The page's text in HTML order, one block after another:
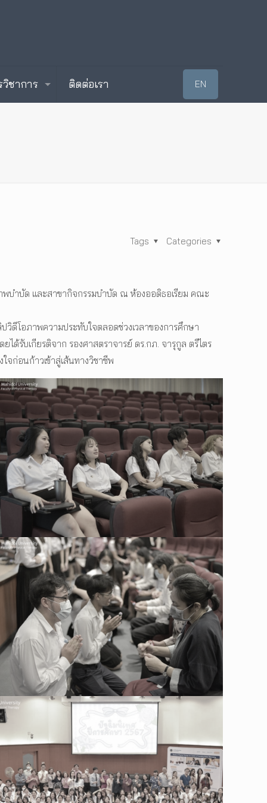
วิชาการ ติดต่อเรา EN
Categories
Tags
ำบัด และสาขากิจกรรมบำบัด ณ ห้องออดิธอเรียม คณะ
วิดีโอภาพความประทับใจตลอดช่วงเวลาของการศึกษา
ด้รับเกียรติจาก รองศาสตราจารย์ ดร.กภ. จารุกูล ตรีไตร
ก่อนก้าวเข้าสู่เส้นทางวิชาชีพ